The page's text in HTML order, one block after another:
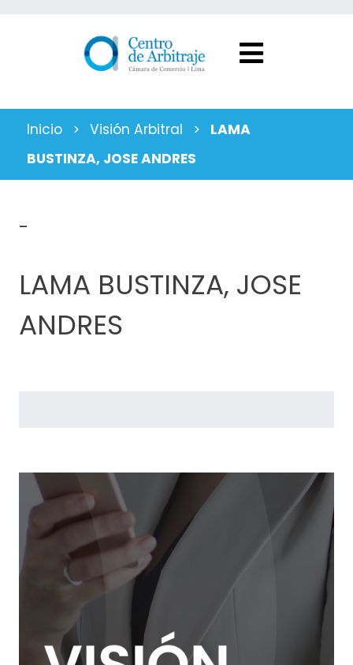
Inicio > Visión Arbitral >
LAMA
BUSTINZA, JOSE ANDRES
-
LAMA BUSTINZA, JOSE
ANDRES